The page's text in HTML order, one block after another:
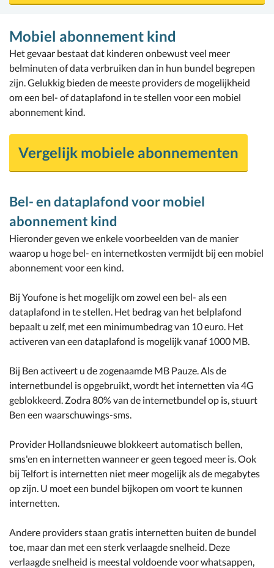
Mobiel abonnement kind
Het gevaar bestaat dat kinderen onbewust veel meer
belminuten of data verbruiken dan in hun bundel begrepen
zijn. Gelukkig bieden de meeste providers de mogelijkheid
om een bel- of dataplafond in te stellen voor een mobiel
abonnement kind.
Vergelijk mobiele abonnementen
Bel- en dataplafond voor mobiel
abonnement kind
Hieronder geven we enkele voorbeelden van de manier
waarop u hoge bel- en internetkosten vermijdt bij een mobiel
abonnement voor een kind.
Bij Youfone is het mogelijk om zowel een bel- als een
dataplafond in te stellen. Het bedrag van het belplafond
bepaalt u zelf, met een minimumbedrag van 10 euro. Het
activeren van een dataplafond is mogelijk vanaf 1000 MB.
Bij Ben activeert u de zogenaamde MB Pauze. Als de
internetbundel is opgebruikt, wordt het internetten via 4G
geblokkeerd. Zodra 80% van de internetbundel op is, stuurt
Ben een waarschuwings-sms.
Provider Hollandsnieuwe blokkeert automatisch bellen,
sms'en en internetten wanneer er geen tegoed meer is. Ook
bij Telfort is internetten niet meer mogelijk als de megabytes
op zijn. U moet een bundel bijkopen om voort te kunnen
internetten.
Andere providers staan gratis internetten buiten de bundel
toe, maar dan met een sterk verlaagde snelheid. Deze
verlaagde snelheid is meestal voldoende voor whatsappen,